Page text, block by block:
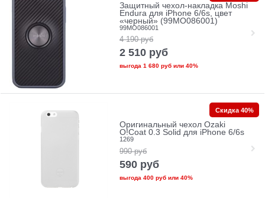
Защитный чехол-накладка Moshi
Endura для iPhone 6/6s, цвет
«черный» (99MO086001)
99MO086001
4 190 руб
2 510 руб
выгода 1 680 рубили 40%
Оригинальный чехол Ozaki
O!Coat 0.3 Solid для iPhone 6/6s
1269
990 руб
590 руб
выгода 400 рубили 40%
Скидка 40%